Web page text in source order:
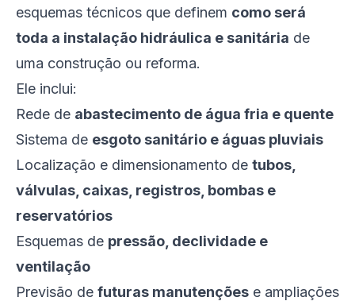
esquemas técnicos que definem como será
toda a instalação hidráulica e sanitária de
uma construção ou reforma.
Ele inclui:
Rede de abastecimento de água fria e quente
Sistema de esgoto sanitário e águas pluviais
Localização e dimensionamento de tubos,
válvulas, caixas, registros, bombas e
reservatórios
Esquemas de pressão, declividade e
ventilação
Previsão de futuras manutenções e ampliações